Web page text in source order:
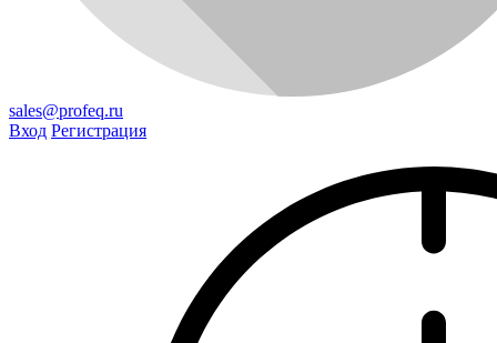
sales@profeq.ru
Вход Регистрация